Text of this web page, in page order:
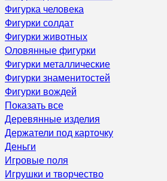
Фигурка человека
Фигурки солдат
Фигурки животных
Оловянные фигурки
Фигурки металлические
Фигурки знаменитостей
Фигурки вождей
Показать все
Деревянные изделия
Держатели под карточку
Деньги
Игровые поля
Игрушки и творчество